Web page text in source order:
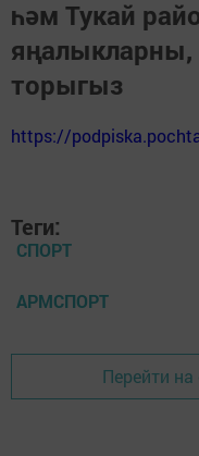
һәм Тукай
яңалыкларны,
торыгыз
https://
Теги:
СПОРТ
АРМСПОРТ
Перейти